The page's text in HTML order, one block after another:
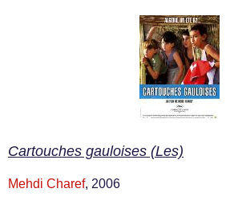
Cartouches gauloises (Les)
Mehdi Charef, 2006